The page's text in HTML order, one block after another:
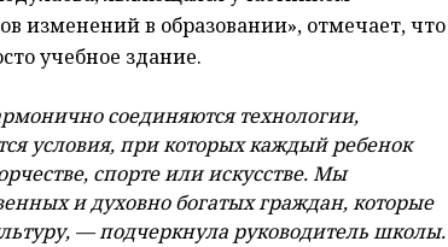
изменений в образовании», отмечает, что
учебное здание.
соединяются технологии,
условия, при которых каждый ребенок
спорте или искусстве. Мы
и духовно богатых граждан, которые
— подчеркнула руководитель школы.